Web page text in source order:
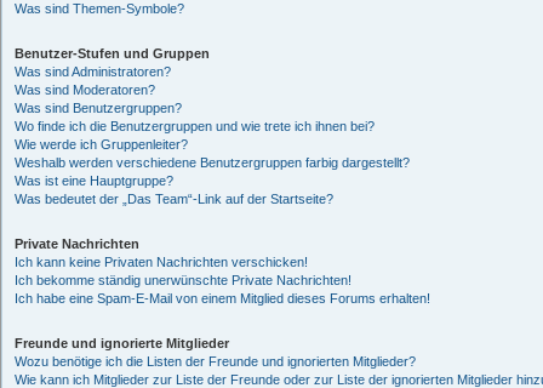
Was sind Themen-Symbole?
Benutzer-Stufen und Gruppen
Was sind Administratoren?
Was sind Moderatoren?
Was sind Benutzergruppen?
Wo finde ich die Benutzergruppen und wie trete ich ihnen bei?
Wie werde ich Gruppenleiter?
Weshalb werden verschiedene Benutzergruppen farbig dargestellt?
Was ist eine Hauptgruppe?
Was bedeutet der „Das Team“-Link auf der Startseite?
Private Nachrichten
Ich kann keine Privaten Nachrichten verschicken!
Ich bekomme ständig unerwünschte Private Nachrichten!
Ich habe eine Spam-E-Mail von einem Mitglied dieses Forums erhalten!
Freunde und ignorierte Mitglieder
Wozu benötige ich die Listen der Freunde und ignorierten Mitglieder?
Wie kann ich Mitglieder zur Liste der Freunde oder zur Liste der ignorierten Mitglieder